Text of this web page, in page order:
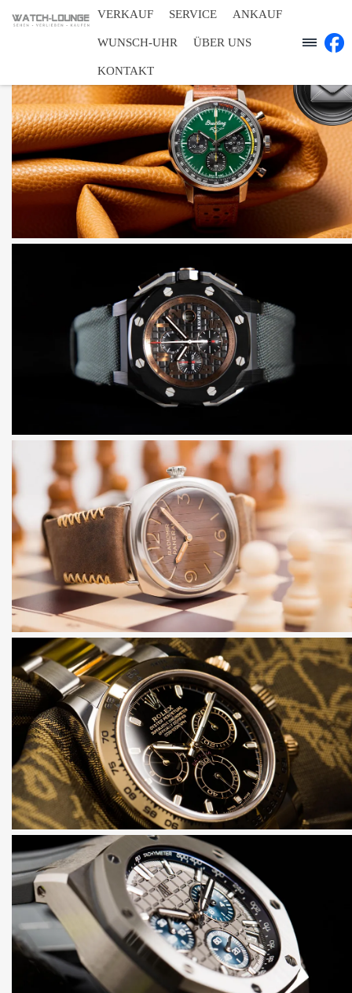
VERKAUF SERVICE ANKAUF
WUNSCH-UHR ÜBER UNS
KONTAKT